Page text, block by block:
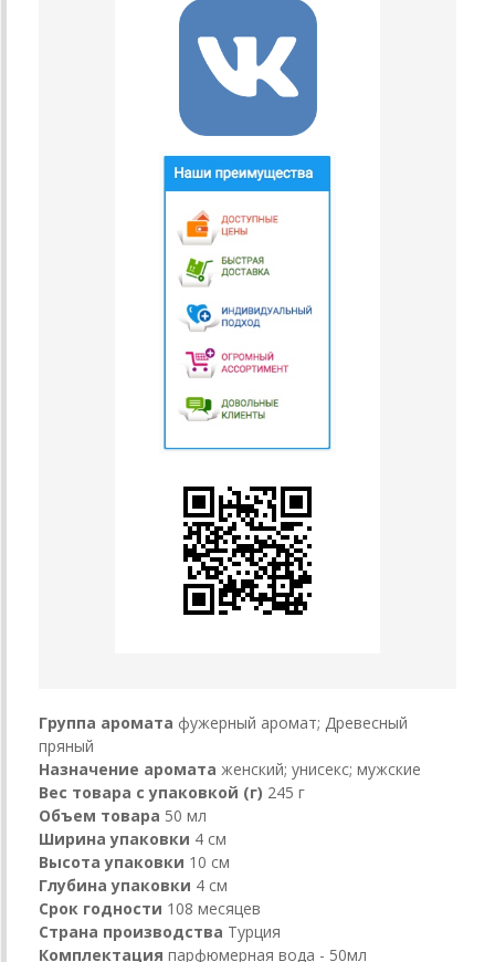
Группа аромата фужерный аромат; Древесный
пряный
Назначение аромата женский; унисекс; мужские
Вес товара с упаковкой (г) 245 г
Объем товара 50 мл
Ширина упаковки 4 см
Высота упаковки 10 см
Глубина упаковки 4 см
Срок годности 108 месяцев
Страна производства Турция
Комплектация парфюмерная вода - 50мл